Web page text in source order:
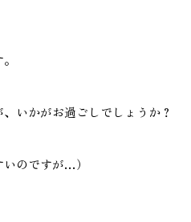
いかがお過ごしでしょうか？
いのですが…）